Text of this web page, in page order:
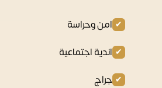
امن وحراسة
اندية اجتماعية
جراج